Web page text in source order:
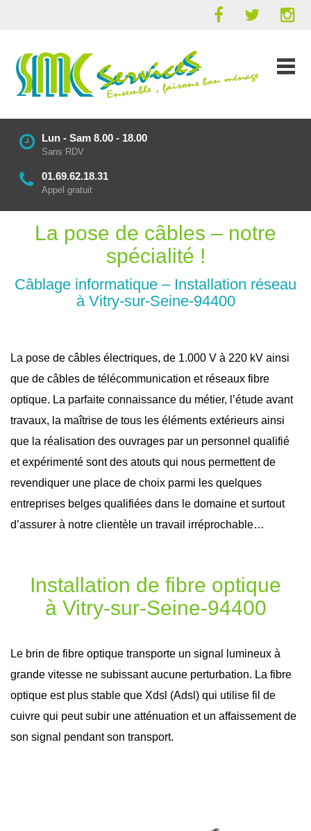
Lun - Sam 8.00 - 18.00
Sans RDV
01.69.62.18.31
Appel gratuit
La pose de câbles – notre
spécialité !
Câblage informatique – Installation réseau
à Vitry-sur-Seine-94400
La pose de câbles électriques, de 1.000 V à 220 kV ainsi
que de câbles de télécommunication et réseaux fibre
optique. La parfaite connaissance du métier, l’étude avant
travaux, la maîtrise de tous les éléments extérieurs ainsi
que la réalisation des ouvrages par un personnel qualifié
et expérimenté sont des atouts qui nous permettent de
revendiquer une place de choix parmi les quelques
entreprises belges qualifiées dans le domaine et surtout
d’assurer à notre clientèle un travail irréprochable…
Installation de fibre optique
à Vitry-sur-Seine-94400
Le brin de fibre optique transporte un signal lumineux à
grande vitesse ne subissant aucune perturbation. La fibre
optique est plus stable que Xdsl (Adsl) qui utilise fil de
cuivre qui peut subir une atténuation et un affaissement de
son signal pendant son transport.